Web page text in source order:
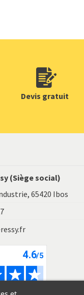
Devis gratuit
(Siège social)
65420 Ibos